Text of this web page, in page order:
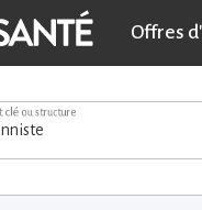
Offres
ou structure